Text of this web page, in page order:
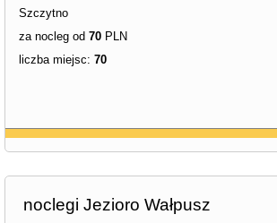
Szczytno
za nocleg od 70 PLN
liczba miejsc: 70
noclegi Jezioro Wałpusz